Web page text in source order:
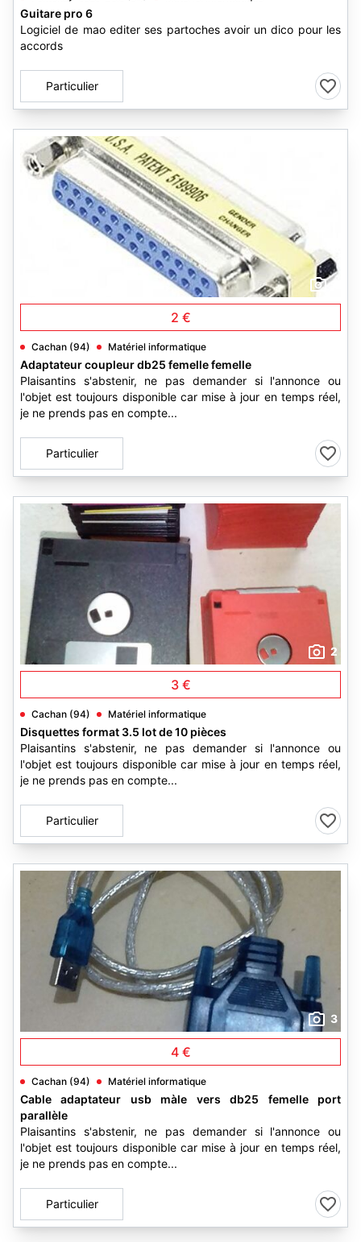
Guitare pro 6
Logiciel de mao editer ses partoches avoir un dico pour les
accords
Particulier
1
2 €
Cachan (94) Matériel informatique
Adaptateur coupleur db25 femelle femelle
Plaisantins s'abstenir, ne pas demander si l'annonce ou
l'objet est toujours disponible car mise à jour en temps réel,
je ne prends pas en compte...
Particulier
2
3 €
Cachan (94) Matériel informatique
Disquettes format 3.5 lot de 10 pièces
Plaisantins s'abstenir, ne pas demander si l'annonce ou
l'objet est toujours disponible car mise à jour en temps réel,
je ne prends pas en compte...
Particulier
3
4 €
Cachan (94) Matériel informatique
Cable adaptateur usb màle vers db25 femelle port
parallèle
Plaisantins s'abstenir, ne pas demander si l'annonce ou
l'objet est toujours disponible car mise à jour en temps réel,
je ne prends pas en compte...
Particulier